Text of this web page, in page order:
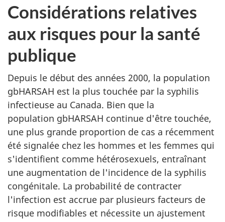
Considérations relatives
aux risques pour la santé
publique
Depuis le début des années 2000, la population
gbHARSAH est la plus touchée par la syphilis
infectieuse au Canada. Bien que la
population gbHARSAH continue d'être touchée,
une plus grande proportion de cas a récemment
été signalée chez les hommes et les femmes qui
s'identifient comme hétérosexuels, entraînant
une augmentation de l'incidence de la syphilis
congénitale. La probabilité de contracter
l'infection est accrue par plusieurs facteurs de
risque modifiables et nécessite un ajustement